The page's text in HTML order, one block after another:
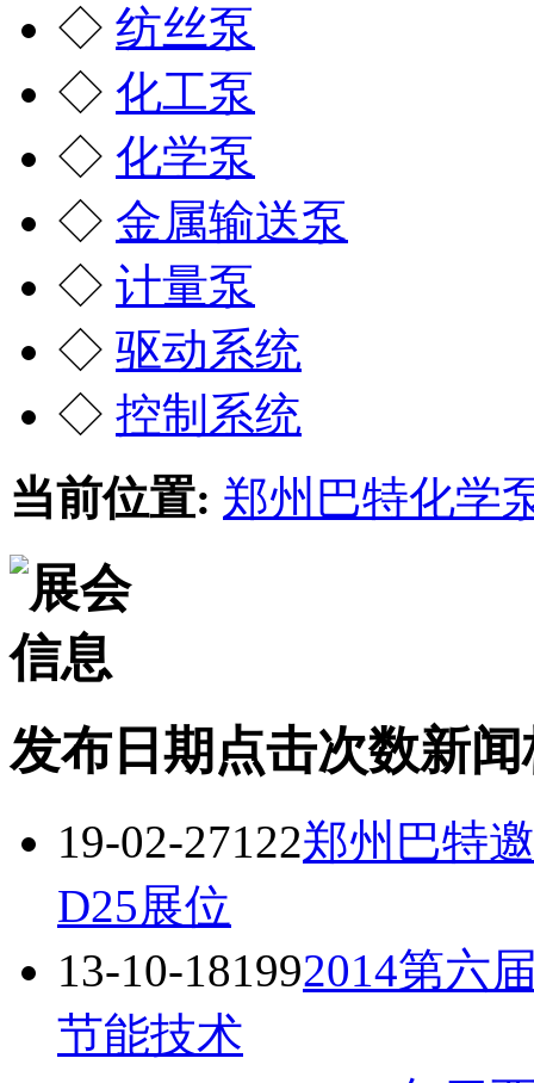
◇ 纺丝泵
◇ 化工泵
◇ 化学泵
◇ 金属输送泵
◇ 计量泵
◇ 驱动系统
◇ 控制系统
当前位置: 郑州巴特化学
发布日期 点击次数新
19-02-27122郑州巴特
D25展位
13-10-181992014第六
节能技术